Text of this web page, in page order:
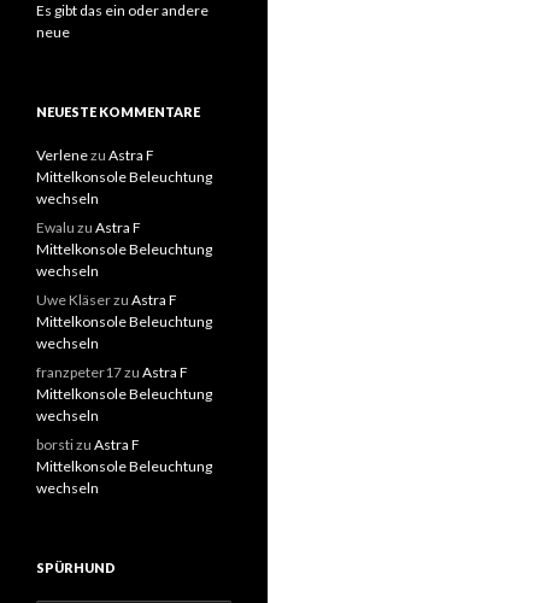
Es gibt das ein oder andere
neue
NEUESTE KOMMENTARE
Verlenezu Astra F
Mittelkonsole Beleuchtung
wechseln
Ewalu zu Astra F
Mittelkonsole Beleuchtung
wechseln
Uwe Kläserzu Astra F
Mittelkonsole Beleuchtung
wechseln
franzpeter17zu Astra F
Mittelkonsole Beleuchtung
wechseln
borstizu Astra F
Mittelkonsole Beleuchtung
wechseln
SPÜRHUND